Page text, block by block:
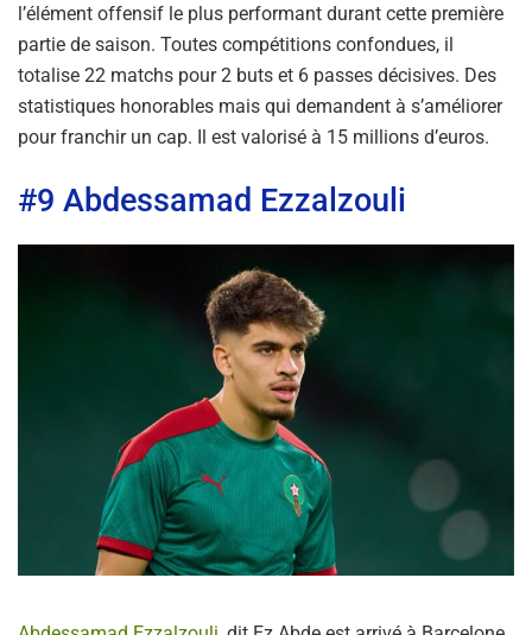
l’élément offensif le plus performant durant cette première
partie de saison. Toutes compétitions confondues, il
totalise 22 matchs pour 2 buts et 6 passes décisives. Des
statistiques honorables mais qui demandent à s’améliorer
pour franchir un cap. Il est valorisé à 15 millions d’euros.
#9 Abdessamad Ezzalzouli